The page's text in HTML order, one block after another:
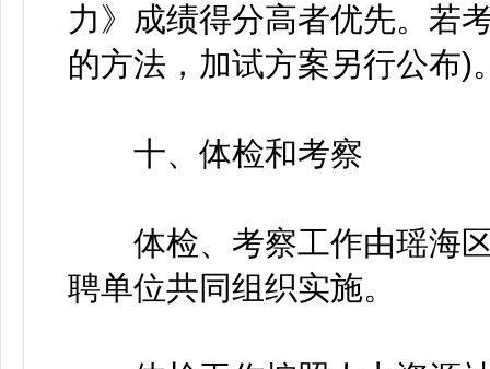
力》成绩得分高者优先。若
的方法，加试方案另行公布)
十、体检和考察
体检、考察工作由瑶海区
聘单位共同组织实施。